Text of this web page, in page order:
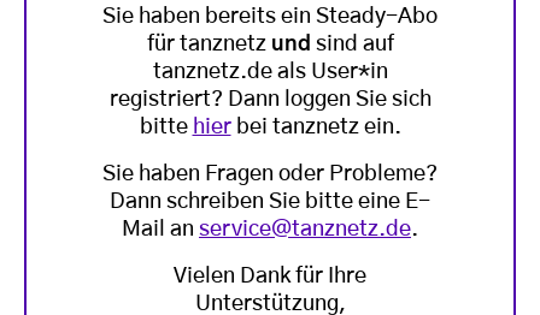
Sie haben bereits ein Steady-Abo
für tanznetz und sind auf
tanznetz.de als User*in
registriert? Dann loggen Sie sich
bitte hierbei tanznetz ein.
Sie haben Fragen oder Probleme?
Dann schreiben Sie bitte eine E-
Mail an service@tanznetz.de.
Vielen Dank für Ihre
Unterstützung,